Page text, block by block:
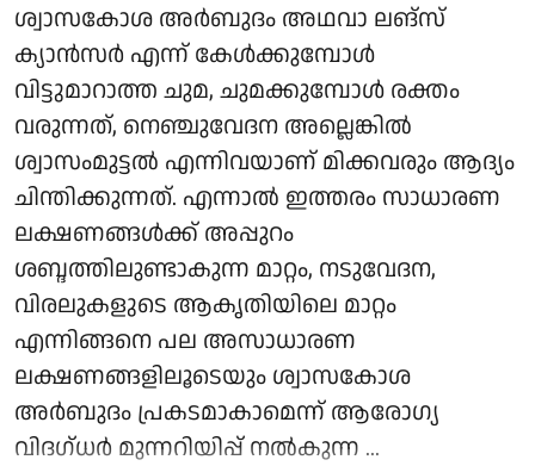
ശ്വാസകോശ അർബുദം അഥവാ ലങ്സ്
ക്യാൻസർ എന്ന് കേൾക്കുമ്പോൾ
വിട്ടുമാറാത്ത ചുമ, ചുമക്കുമ്പോൾ രക്തം
വരുന്നത്, നെഞ്ചുവേദന അല്ലെങ്കിൽ
ശ്വാസംമുട്ടൽ എന്നിവയാണ് മിക്കവരും ആദ്യം
ചിന്തിക്കുന്നത്. എന്നാൽ ഇത്തരം സാധാരണ
ലക്ഷണങ്ങൾക്ക് അപ്പുറം
ശബ്ദത്തിലുണ്ടാകുന്ന മാറ്റം, നടുവേദന,
വിരലുകളുടെ ആകൃതിയിലെ മാറ്റം
എന്നിങ്ങനെ പല അസാധാരണ
ലക്ഷണങ്ങളിലൂടെയും ശ്വാസകോശ
അർബുദം പ്രകടമാകാമെന്ന് ആരോഗ്യ
വിദഗ്ധർ മുന്നറിയിപ്പ് നൽകുന്ന ...